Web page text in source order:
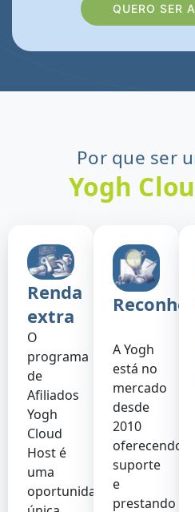
QUERO SER
Por que ser
Yogh
Renda
extra
O
programa
de
Afiliados
Yogh
Cloud
Host é
uma
oportunidade
A Yogh
está no
mercado
desde
2010
oferecendo
suporte
e
prestando